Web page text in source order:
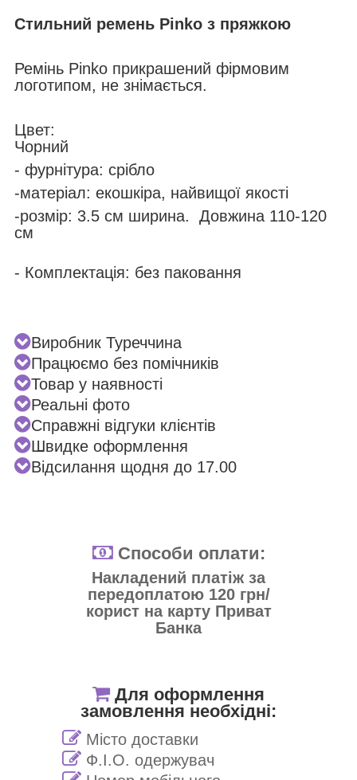
Стильний ремень Pinko з пряжкою
Ремінь Pinko прикрашений фірмовим
логотипом, не знімається.
Цвет:
Чорний
- фурнітура: срібло
-матеріал: екошкіра, найвищої якості
-розмір: 3.5 см ширина. Довжина 110-120
см
- Комплектація: без паковання
Виробник Туреччина
Працюємо без помічників
Товар у наявності
Реальні фото
Справжні відгуки клієнтів
Швидке оформлення
Відсилання щодня до 17.00
Способи оплати:
Накладений платіж за
передоплатою 120 грн/
корист на карту Приват
Банка
Для оформлення
замовлення необхідні:
Місто доставки
Ф.І.О. одержувач